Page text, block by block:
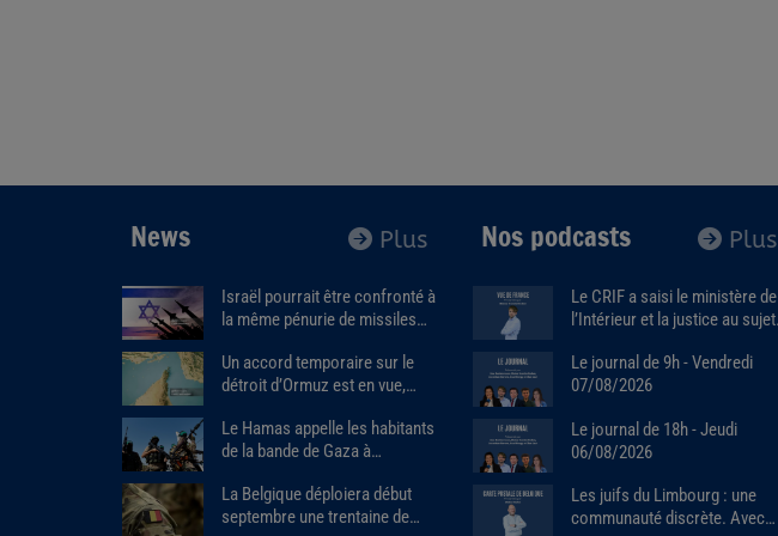
Plus
News
Israël pourrait être confronté à
la même pénurie de missiles
Un accord temporaire sur le
détroit d’Ormuz est en vue,
guerre prendra bientôt fin ».
Le Hamas appelle les habitants
de la bande de Gaza à
des milices armées soutenues
par Israël.
La Belgique déploiera début
septembre une trentaine de
Plus
Nos podcasts
Le CRIF a saisi le ministère de
l’Intérieur et la justice au sujet
Robert Ejnes (07/07/2026)
Le journal de 9h - Vendredi
07/08/2026
Le journal de 18h - Jeudi
06/08/2026
Les juifs du Limbourg : une
communauté discrète. Avec